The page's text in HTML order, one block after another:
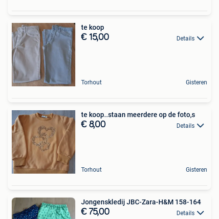
te koop
€ 15,00 Details
Torhout Gisteren
te koop..staan meerdere op de foto,s
€ 8,00 Details
Torhout Gisteren
Jongenskledij JBC-Zara-H&M 158-164
€ 75,00 Details